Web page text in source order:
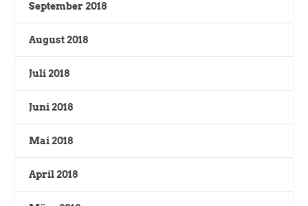
September 2018
August 2018
Juli 2018
Juni 2018
Mai 2018
April 2018